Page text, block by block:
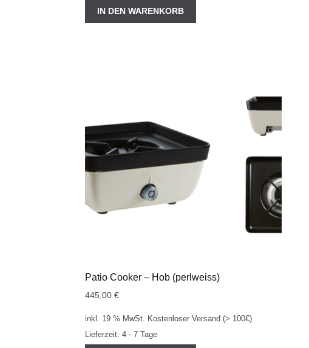
IN DEN WARENKORB
Patio Cooker – Hob (perlweiss)
445,00€
inkl. 19 % MwSt.
Kostenloser Versand (> 100€)
Lieferzeit:4 - 7 Tage